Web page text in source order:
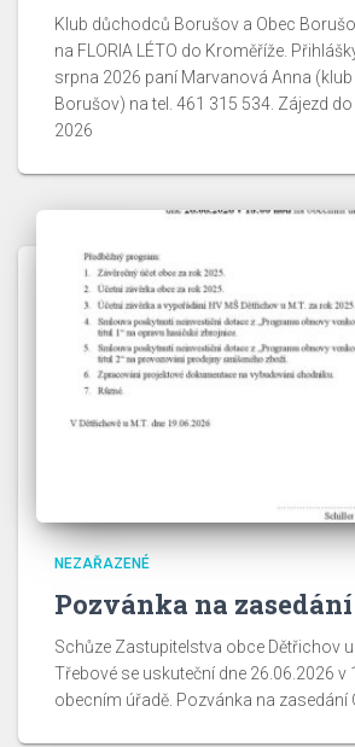
Klub důchodců Borušov a Obec
na FLORIA LÉTO do Kroměříže.
srpna 2026 paní Marvanová Anna
Borušov) na tel. 461 315 534. Zájezd
2026
NEZAŘAZENÉ
Pozvánka na zasedání
Schůze Zastupitelstva obce Dětřichov
Třebové se uskuteční dne 26.06.2026 v
obecním úřadě. Pozvánka na zasedání